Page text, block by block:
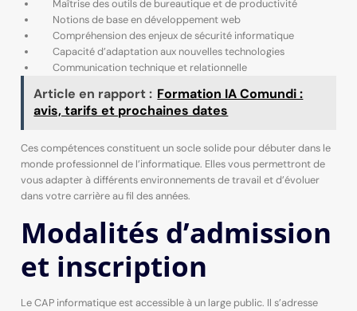
Maîtrise des outils de bureautique et de productivité
Notions de base en développement web
Compréhension des enjeux de sécurité informatique
Capacité d’adaptation aux nouvelles technologies
Communication technique et relationnelle
Article en rapport : Formation IA Comundi :
avis, tarifs et prochaines dates
Ces compétences constituent un socle solide pour débuter dans le
monde professionnel de l’informatique. Elles vous permettront de
vous adapter à différents environnements de travail et d’évoluer
dans votre carrière au fil des années.
Modalités d’admission
et inscription
Le CAP informatique est accessible à un large public. Il s’adresse